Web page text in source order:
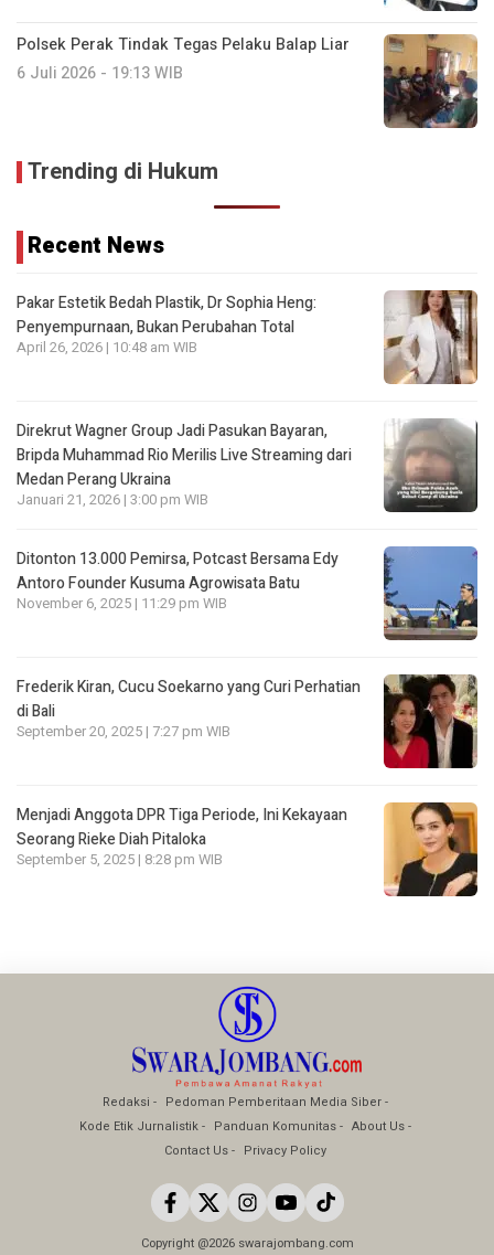
Polsek Perak Tindak Tegas Pelaku Balap Liar
6 Juli 2026 - 19:13 WIB
Trending di Hukum
Recent News
Pakar Estetik Bedah Plastik, Dr Sophia Heng:
Penyempurnaan, Bukan Perubahan Total
April 26, 2026 | 10:48 am WIB
Direkrut Wagner Group Jadi Pasukan Bayaran,
Bripda Muhammad Rio Merilis Live Streaming dari
Medan Perang Ukraina
Januari 21, 2026 | 3:00 pm WIB
Ditonton 13.000 Pemirsa, Potcast Bersama Edy
Antoro Founder Kusuma Agrowisata Batu
November 6, 2025 | 11:29 pm WIB
Frederik Kiran, Cucu Soekarno yang Curi Perhatian
di Bali
September 20, 2025 | 7:27 pm WIB
Menjadi Anggota DPR Tiga Periode, Ini Kekayaan
Seorang Rieke Diah Pitaloka
September 5, 2025 | 8:28 pm WIB
Redaksi
Pedoman Pemberitaan Media Siber
Kode Etik Jurnalistik
Panduan Komunitas
About Us
Contact Us
Privacy Policy
Copyright @2026 swarajombang.com